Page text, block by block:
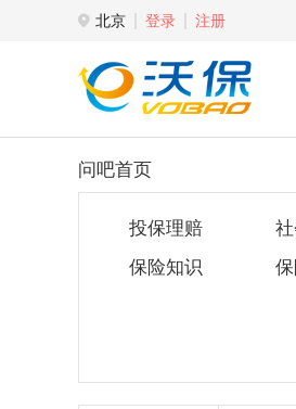
北京 登录 注册
问吧首页
投保理赔
保险知识